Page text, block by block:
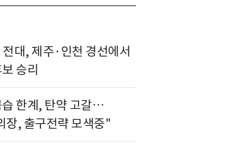
대, 제주·인천 경선에서
승리
습 한계, 탄약 고갈…
장, 출구전략 모색중"